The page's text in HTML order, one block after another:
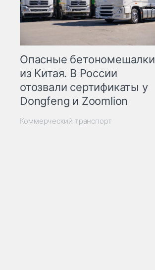
Опасные бетономешалки
из Китая. В России
отозвали сертификаты у
Dongfeng и Zoomlion
Коммерческий транспорт